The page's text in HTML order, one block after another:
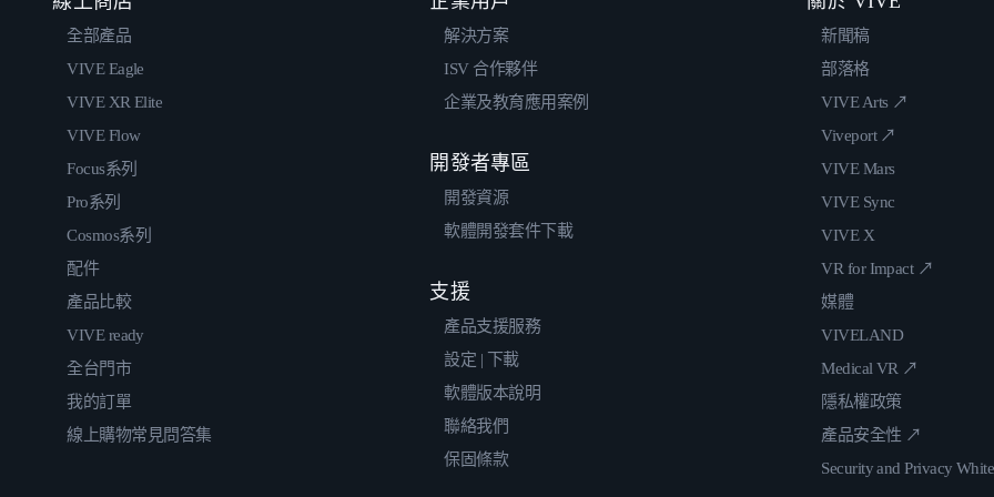
全部產品
VIVE Eagle
VIVE XR Elite
VIVE Flow
Focus系列
Pro系列
Cosmos系列
配件
產品比較
VIVE ready
全台門市
我的訂單
線上購物常見問答集
解決方案
ISV 合作夥伴
企業及教育應用案例
開發者專區
開發資源
軟體開發套件下載
支援
產品支援服務
設定 | 下載
軟體版本說明
聯絡我們
保固條款
新聞稿
部落格
VIVE Arts ↗
Viveport ↗
VIVE Mars
VIVE Sync
VIVE X
VR for Impact ↗
媒體
VIVELAND
Medical VR ↗
隱私權政策
產品安全性 ↗
Security and Privacy